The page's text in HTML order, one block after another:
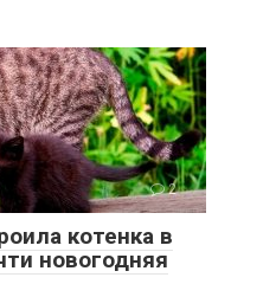
2
котенка в
новогодняя